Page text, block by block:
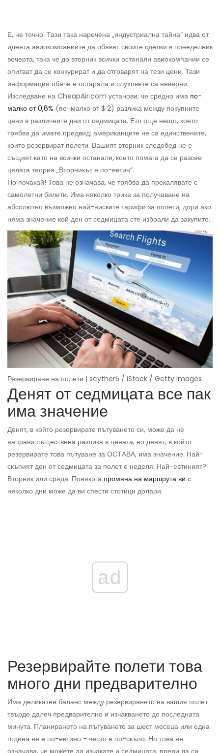
Е, не точно. Тази така наречена „индустриална тайна“ идва от
идеята авиокомпаниите да обявят своите сделки в понеделник
вечерта, така че до вторник всички останали авиокомпании се
опитват да се конкурират и да отговарят на тези цени. Тази
информация обаче е остаряла и слуховете са неверни.
Изследване на CheapAir.com установи, че средно има по-
малко от 0,6% (по-малко от $ 2) разлика между покупните
цени в различните дни от седмицата. Ето още нещо, което
трябва да имате предвид: американците не са единствените,
които резервират полети. Вашият вторник следобед не е
същият като на всички останали, което помага да се разсее
цялата теория „Вторникът е по-евтин“.
Но почакай! Това не означава, че трябва да прекалявате с
самолетни билети. Има няколко трика за получаване на
абсолютно възможно най-ниските тарифи за полети, дори ако
няма значение кой ден от седмицата сте избрали да закупите.
Резервиране на полети | scyther5 / iStock / Getty Images
Денят от седмицата все пак
има значение
Денят, в който резервирате пътуването си, може да не
направи съществена разлика в цената, но денят, в който
резервирате това пътуване за ОСТАВА, има значение. Най-
скъпият ден от седмицата за полет е неделя. Най-евтиният?
Вторник или сряда. Понякога промяна на маршрута ви с
няколко дни може да ви спести стотици долари.
ad
Резервирайте полети това
много дни предварително
Има деликатен баланс между резервирането на вашия полет
твърде далеч предварително и изчакването до последната
минута. Планирането на пътуването за шест месеца или една
година не е по-евтино - често е по-скъпо. Но това не
означава, че можете да изчакате и седмицата, преди да си